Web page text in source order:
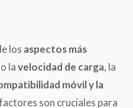
los aspectos más
lavelocidad de carga, la
móvil y la
son cruciales para